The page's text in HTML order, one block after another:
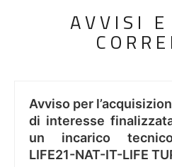
AVVISI
Avviso per
di interesse
un incarico
LIFE21-NAT-IT-LIFE